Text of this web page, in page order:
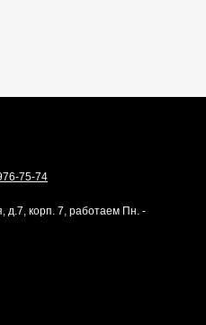
75-74
д.7, корп. 7, работаем Пн. -